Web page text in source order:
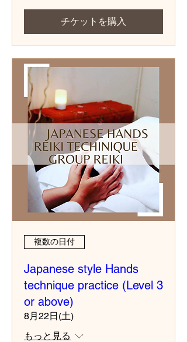
チケットを購入
複数の日付
Japanese style Hands
technique practice (Level 3
or above)
8月22日(土)
もっと見る